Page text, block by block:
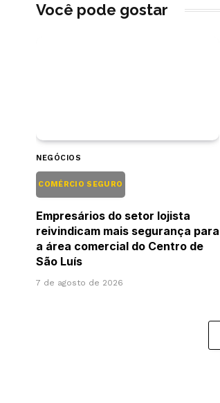
Você pode gostar
NEGÓCIOS
COMÉRCIO SEGURO
Empresários do setor lojista
reivindicam mais segurança para
a área comercial do Centro de
São Luís
7 de agosto de 2026